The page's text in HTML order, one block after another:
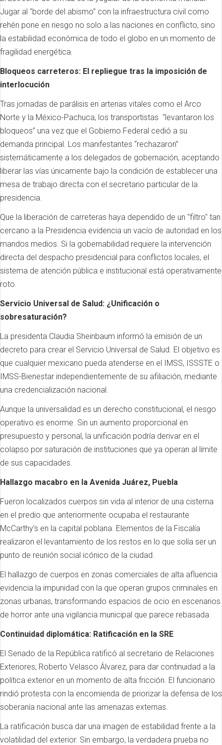
Jugar al "borde del abismo" con la infraestructura civil como
rehén pone en riesgo no solo a las naciones en conflicto, sino
la estabilidad económica de todo el globo en un momento de
fragilidad energética.
Bloqueos carreteros: El repliegue tras la imposición de
interlocución
Tras jornadas de parálisis en arterias vitales como el Arco
Norte y la México-Pachuca, los transportistas “levantaron los
bloqueos” una vez que el Gobierno Federal cedió a su
demanda principal. Los manifestantes “rechazaron”
sistemáticamente a los delegados de gobernación, aceptando
liberar las vías únicamente bajo la condición de establecer una
mesa de trabajo directa con el secretario particular de la
presidencia.
Que la liberación de carreteras haya dependido de un "filtro" tan
cercano a la Presidencia evidencia un vacío de autoridad en los
mandos medios. Si la gobernabilidad requiere la intervención
directa del despacho presidencial para conflictos locales, el
sistema de atención pública e institucional está operativamente
roto.
Servicio Universal de Salud: ¿Unificación o
sobresaturación?
La presidenta Claudia Sheinbaum informó la emisión de un
decreto para crear el Servicio Universal de Salud. El objetivo es
que cualquier mexicano pueda atenderse en el IMSS, ISSSTE o
IMSS-Bienestar independientemente de su afiliación, mediante
una credencialización nacional.
Aunque la universalidad es un derecho constitucional, el riesgo
operativo es enorme. Sin un aumento proporcional en
presupuesto y personal, la unificación podría derivar en el
colapso por saturación de instituciones que ya operan al límite
de sus capacidades.
Hallazgo macabro en la Avenida Juárez, Puebla
Fueron localizados cuerpos sin vida al interior de una cisterna
en el predio que anteriormente ocupaba el restaurante
McCarthy’s en la capital poblana. Elementos de la Fiscalía
realizaron el levantamiento de los restos en lo que solía ser un
punto de reunión social icónico de la ciudad.
El hallazgo de cuerpos en zonas comerciales de alta afluencia
evidencia la impunidad con la que operan grupos criminales en
zonas urbanas, transformando espacios de ocio en escenarios
de horror ante una vigilancia municipal que parece rebasada.
Continuidad diplomática: Ratificación en la SRE
El Senado de la República ratificó al secretario de Relaciones
Exteriores, Roberto Velasco Álvarez, para dar continuidad a la
política exterior en un momento de alta fricción. El funcionario
rindió protesta con la encomienda de priorizar la defensa de los
soberanía nacional ante las amenazas externas.
La ratificación busca dar una imagen de estabilidad frente a la
volatilidad del exterior. Sin embargo, la verdadera prueba no